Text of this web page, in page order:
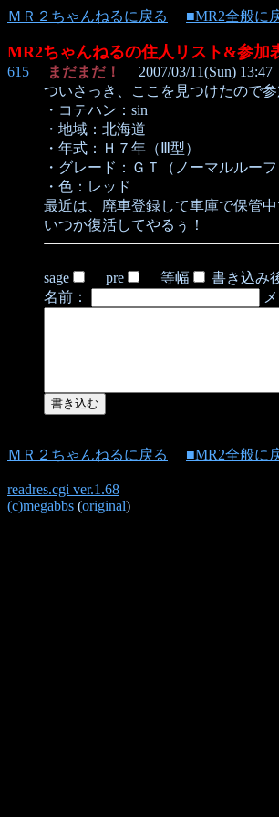
ＭＲ２ちゃんねるに戻る ■MR2全般に
MR2ちゃんねるの住人リスト&参加
615 まだまだ！
2007/03/11(Sun) 13:47
ついさっき、ここを見つけたので参
・コテハン：sin
・地域：北海道
・年式：Ｈ７年（Ⅲ型）
・グレード：ＧＴ（ノーマルルーフ
・色：レッド
最近は、廃車登録して車庫で保管中
いつか復活してやるぅ！
sage pre 等幅
書き込み
名前：
ＭＲ２ちゃんねるに戻る ■MR2全般に
readres.cgi ver.1.68
(c)megabbs (original)